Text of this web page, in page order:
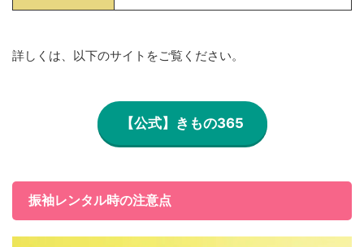
詳しくは、以下のサイトをご覧ください。
【公式】きもの365
振袖レンタル時の注意点